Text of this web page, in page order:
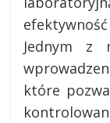
Jednym z
które